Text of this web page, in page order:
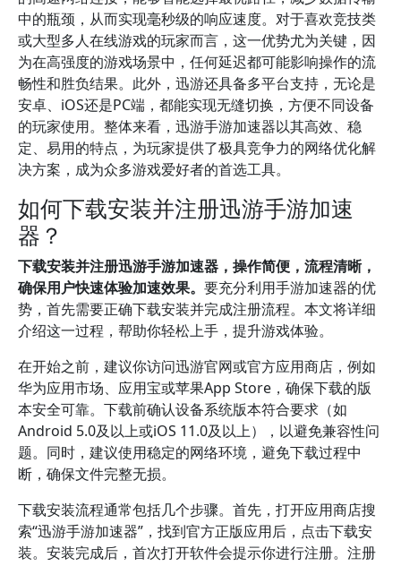
中的瓶颈，从而实现毫秒级的响应速度。对于喜欢竞技类
或大型多人在线游戏的玩家而言，这一优势尤为关键，因
为在高强度的游戏场景中，任何延迟都可能影响操作的流
畅性和胜负结果。此外，迅游还具备多平台支持，无论是
安卓、iOS还是PC端，都能实现无缝切换，方便不同设备
的玩家使用。整体来看，迅游手游加速器以其高效、稳
定、易用的特点，为玩家提供了极具竞争力的网络优化解
决方案，成为众多游戏爱好者的首选工具。
如何下载安装并注册迅游手游加速
器？
下载安装并注册迅游手游加速器，操作简便，流程清晰，
确保用户快速体验加速效果。 要充分利用手游加速器的优
势，首先需要正确下载安装并完成注册流程。本文将详细
介绍这一过程，帮助你轻松上手，提升游戏体验。
在开始之前，建议你访问迅游官网或官方应用商店，例如
华为应用市场、应用宝或苹果App Store，确保下载的版
本安全可靠。下载前确认设备系统版本符合要求（如
Android 5.0及以上或iOS 11.0及以上），以避免兼容性问
题。同时，建议使用稳定的网络环境，避免下载过程中
断，确保文件完整无损。
下载安装流程通常包括几个步骤。首先，打开应用商店搜
索“迅游手游加速器”，找到官方正版应用后，点击下载安
装。安装完成后，首次打开软件会提示你进行注册。注册